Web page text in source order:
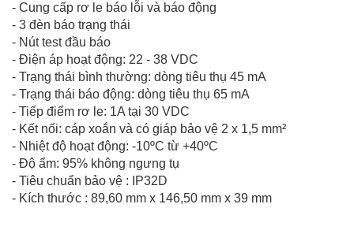
- Cung cấp rơ le báo lỗi và báo động
- 3 đèn báo trạng thái
- Nút test đầu báo
- Điện áp hoạt động: 22 - 38 VDC
- Trạng thái bình thường: dòng tiêu thụ 45 mA
- Trạng thái báo động: dòng tiêu thụ 65 mA
- Tiếp điểm rơ le: 1A tại 30 VDC
- Kết nối: cáp xoắn và có giáp bảo vệ 2 x 1,5 mm²
- Nhiệt độ hoạt động: -10ºC từ +40ºC
- Độ ẩm: 95% không ngưng tụ
- Tiêu chuẩn bảo vệ : IP32D
- Kích thước : 89,60 mm x 146,50 mm x 39 mm